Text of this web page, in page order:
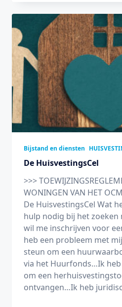
Bijstand en diensten
De HuisvestingsCel
>>>
WONINGEN VAN HET
De HuisvestingsCel Wat
hulp nodig bij het
wil me inschrijven voor
heb een probleem met
steun om een
via het Huurfonds…Ik
om een
ontvangen…Ik heb